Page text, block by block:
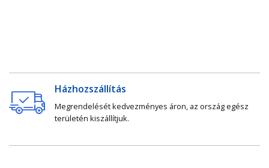
Házhozszállítás
Megrendelését kedvezményes áron, az ország egész
területén kiszállítjuk.